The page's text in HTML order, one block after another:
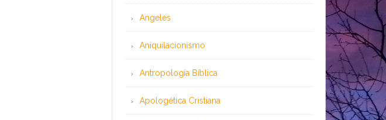
Angeles
Aniquilacionismo
Antropología Bíblica
Apologética Cristiana